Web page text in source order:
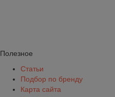
Полезное
Статьи
Подбор по бренду
Карта сайта